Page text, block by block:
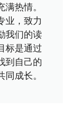
热情。
业，致力
我们的读
标是通过
到自己的
成长。